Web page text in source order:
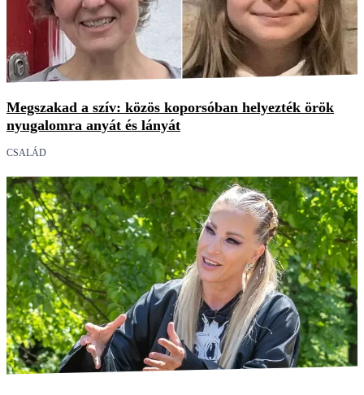
Megszakad a szív: közös koporsóban helyezték örök
nyugalomra anyát és lányát
CSALÁD